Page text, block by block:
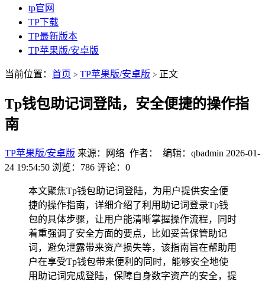
tp官网
TP下载
TP最新版本
TP苹果版/安卓版
当前位置： 首页 > TP苹果版/安卓版 > 正文
Tp钱包助记词登陆，安全便捷的操作指
南
TP苹果版/安卓版 来源：网络 作者： 编辑：qbadmin 2026-01-
24 19:54:50 浏览：786 评论：0
本文聚焦Tp钱包助记词登陆，为用户提供安全便
捷的操作指南，详细介绍了利用助记词登录Tp钱
包的具体步骤，让用户能清晰掌握操作流程，同时
着重强调了安全方面的要点，比如妥善保管助记
词，避免泄露带来资产损失等，该指南旨在帮助用
户在享受Tp钱包带来便利的同时，能够安全地使
用助记词完成登陆，保障自身数字资产的安全，提